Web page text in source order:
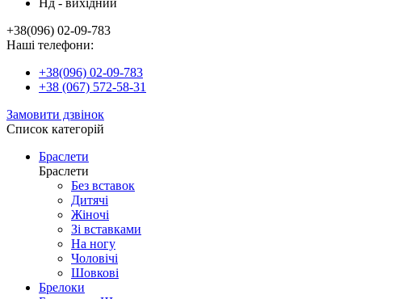
Нд - вихiдний
+38(096) 02-09-783
Наші телефони:
+38(096) 02-09-783
+38 (067) 572-58-31
Замовити дзвінок
Список категорій
Браслети
Браслети
Без вставок
Дитячі
Жіночі
Зі вставками
На ногу
Чоловічі
Шовковi
Брелоки